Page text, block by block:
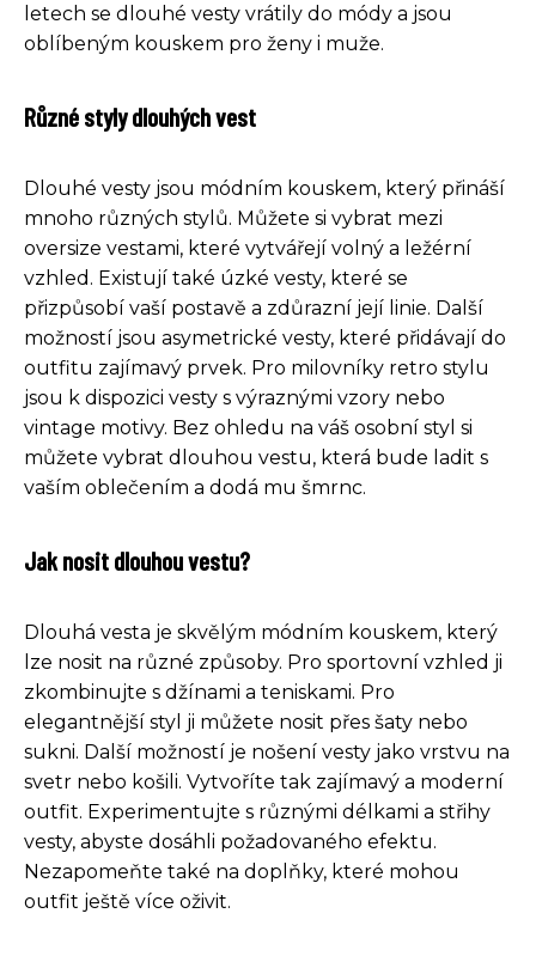
letech se dlouhé vesty vrátily do módy a jsou
oblíbeným kouskem pro ženy i muže.
Různé styly dlouhých vest
Dlouhé vesty jsou módním kouskem, který přináší
mnoho různých stylů. Můžete si vybrat mezi
oversize vestami, které vytvářejí volný a ležérní
vzhled. Existují také úzké vesty, které se
přizpůsobí vaší postavě a zdůrazní její linie. Další
možností jsou asymetrické vesty, které přidávají do
outfitu zajímavý prvek. Pro milovníky retro stylu
jsou k dispozici vesty s výraznými vzory nebo
vintage motivy. Bez ohledu na váš osobní styl si
můžete vybrat dlouhou vestu, která bude ladit s
vaším oblečením a dodá mu šmrnc.
Jak nosit dlouhou vestu?
Dlouhá vesta je skvělým módním kouskem, který
lze nosit na různé způsoby. Pro sportovní vzhled ji
zkombinujte s džínami a teniskami. Pro
elegantnější styl ji můžete nosit přes šaty nebo
sukni. Další možností je nošení vesty jako vrstvu na
svetr nebo košili. Vytvoříte tak zajímavý a moderní
outfit. Experimentujte s různými délkami a střihy
vesty, abyste dosáhli požadovaného efektu.
Nezapomeňte také na doplňky, které mohou
outfit ještě více oživit.